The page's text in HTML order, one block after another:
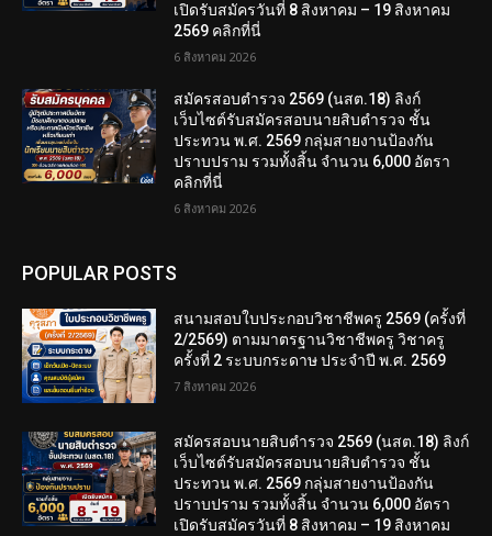
เปิดรับสมัครวันที่ 8 สิงหาคม – 19 สิงหาคม
2569 คลิกที่นี่
6 สิงหาคม 2026
สมัครสอบตํารวจ 2569 (นสต.18) ลิงก์
เว็บไซต์รับสมัครสอบนายสิบตำรวจ ชั้น
ประทวน พ.ศ. 2569 กลุ่มสายงานป้องกัน
ปราบปราม รวมทั้งสิ้น จำนวน 6,000 อัตรา
คลิกที่นี่
6 สิงหาคม 2026
POPULAR POSTS
สนามสอบใบประกอบวิชาชีพครู 2569 (ครั้งที่
2/2569) ตามมาตรฐานวิชาชีพครู วิชาครู
ครั้งที่ 2 ระบบกระดาษ ประจำปี พ.ศ. 2569
7 สิงหาคม 2026
สมัครสอบนายสิบตำรวจ 2569 (นสต.18) ลิงก์
เว็บไซต์รับสมัครสอบนายสิบตำรวจ ชั้น
ประทวน พ.ศ. 2569 กลุ่มสายงานป้องกัน
ปราบปราม รวมทั้งสิ้น จำนวน 6,000 อัตรา
เปิดรับสมัครวันที่ 8 สิงหาคม – 19 สิงหาคม